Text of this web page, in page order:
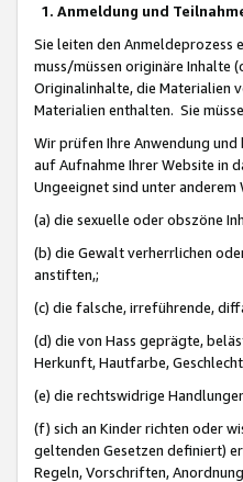
1. Anmeldung und
Sie leiten den Anmeldeprozess
muss/müssen originäre Inhalte
Originalinhalte, die Materialien
Materialien enthalten. Sie
Wir prüfen Ihre Anwendung und
auf Aufnahme Ihrer Website in
Ungeeignet sind unter anderem
(a) die sexuelle oder obszöne
(b) die Gewalt verherrlichen
anstiften,;
(c) die falsche, irreführende,
(d) die von Hass geprägte,
Herkunft, Hautfarbe,
(e) die rechtswidrige
(f) sich an Kinder richten oder
geltenden Gesetzen definiert)
Regeln, Vorschriften,